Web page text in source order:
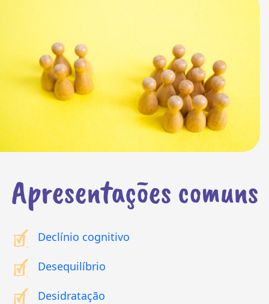
Apresentações comuns
Declínio cognitivo
Desequilíbrio
Desidratação